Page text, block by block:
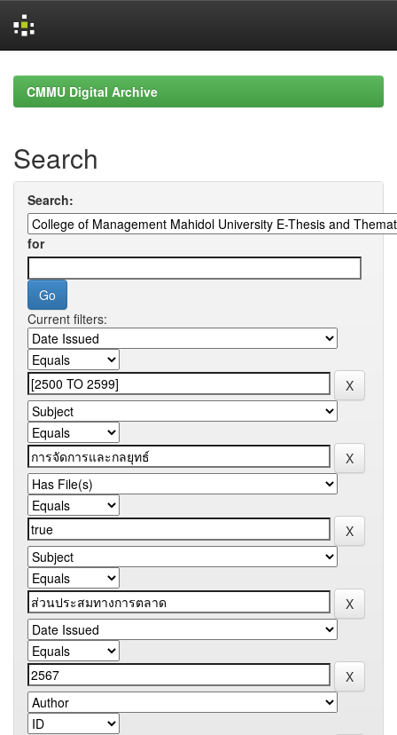
navigationCMMU Digital Archive
Search
Search:
for
Current filters: